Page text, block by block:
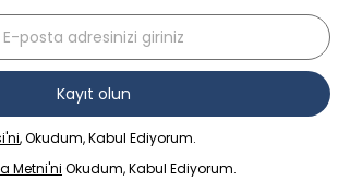
Kayıt olun
, Okudum, Kabul Ediyorum.
Metni'ni Okudum, Kabul Ediyorum.